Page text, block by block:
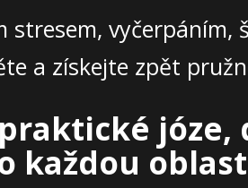
stresem,
a získejte zpět
józe,
každou